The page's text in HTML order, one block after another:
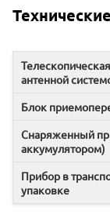
антенной
Блок
Снаряженный
аккумулятором)
Прибор в
упаковке